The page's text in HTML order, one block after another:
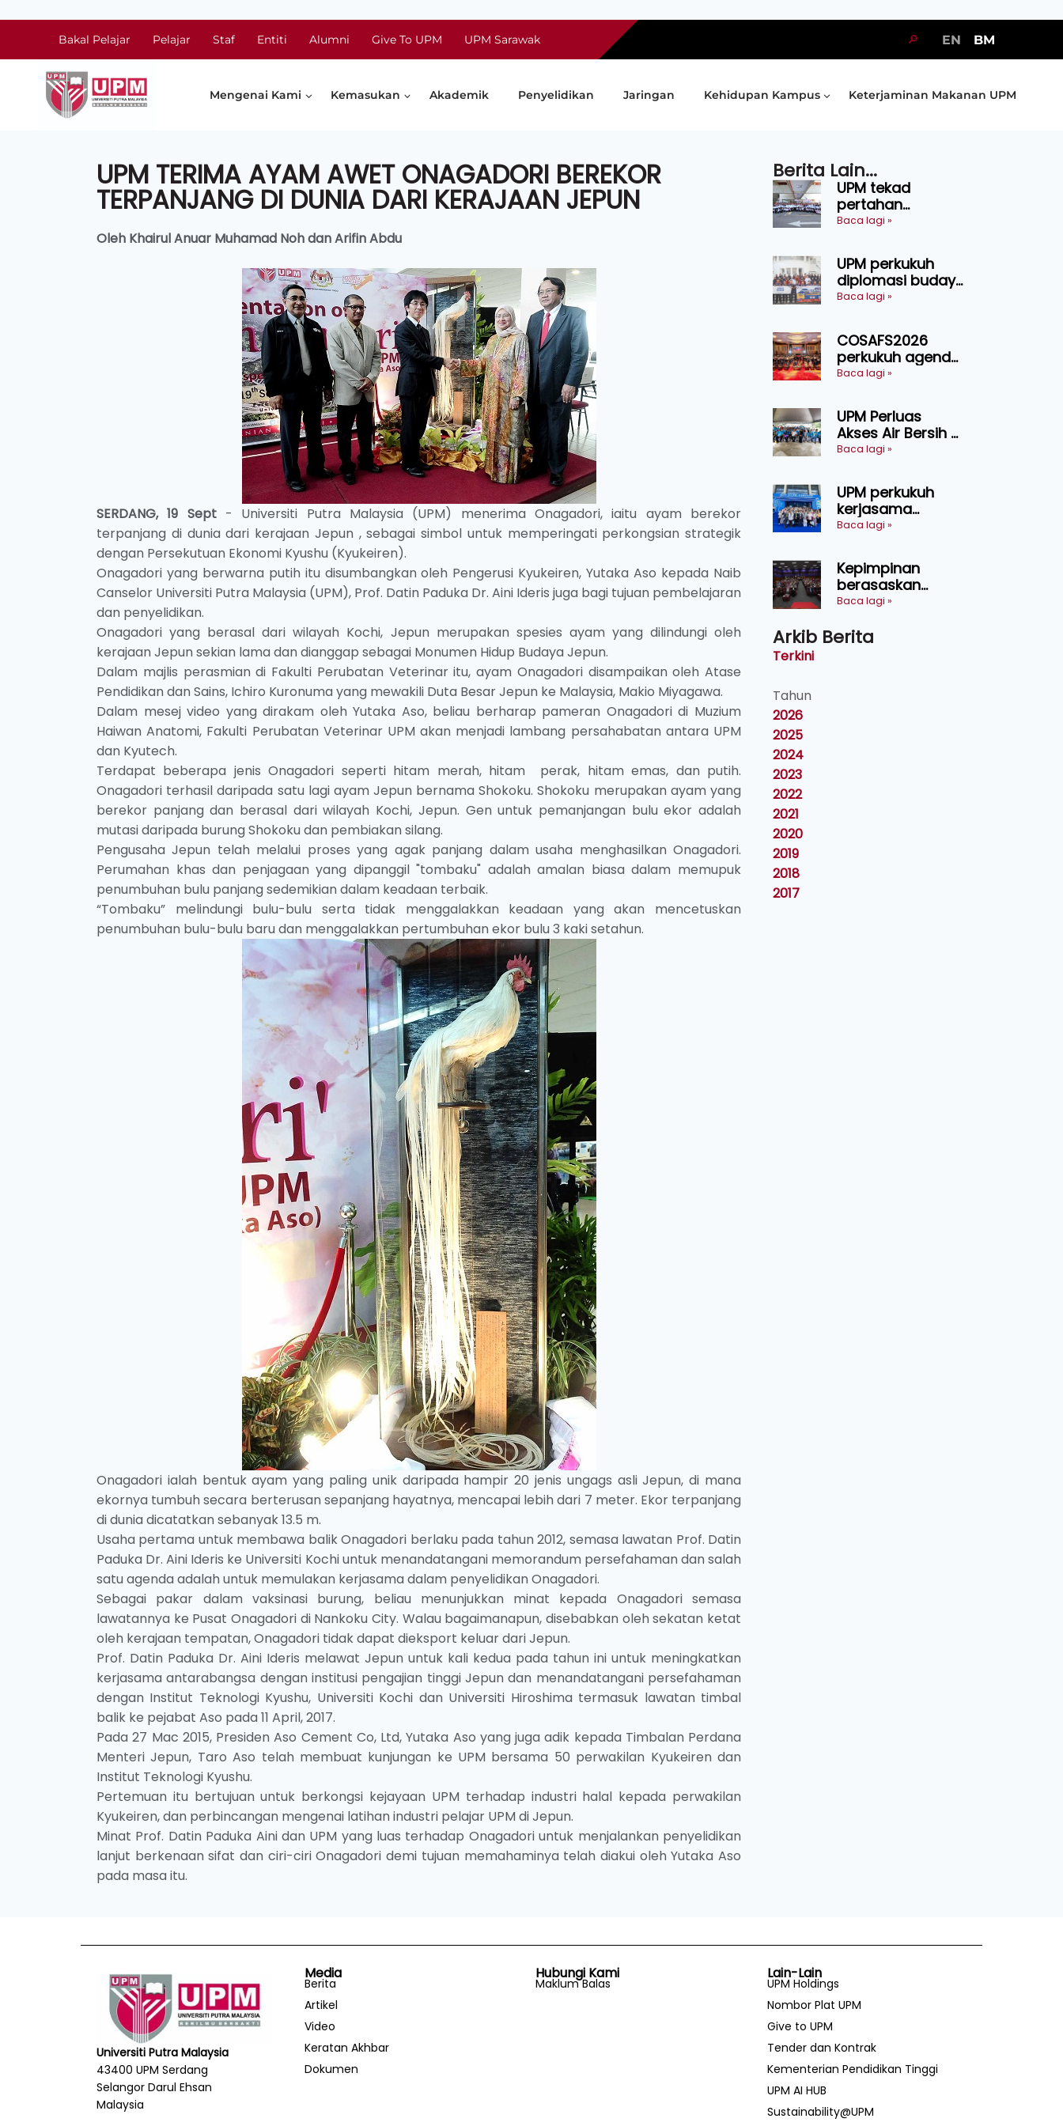
Bakal Pelajar Pelajar Staf Entiti Alumni Give To UPM UPM Sarawak 🔎 EN BM
Mengenai Kami Kemasukan Akademik Penyelidikan Jaringan Kehidupan Kampus Keterjaminan Makanan UPM
UPM TERIMA AYAM AWET ONAGADORI BEREKOR
TERPANJANG DI DUNIA DARI KERAJAAN JEPUN
Oleh Khairul Anuar Muhamad Noh dan Arifin Abdu
SERDANG, 19 Sept- Universiti Putra Malaysia (UPM) menerima Onagadori, iaitu ayam berekor
terpanjang di dunia dari kerajaan Jepun , sebagai simbol untuk memperingati perkongsian strategik
dengan Persekutuan Ekonomi Kyushu (Kyukeiren).
Onagadori yang berwarna putih itu disumbangkan oleh Pengerusi Kyukeiren, Yutaka Aso kepada Naib
Canselor Universiti Putra Malaysia (UPM), Prof. Datin Paduka Dr. Aini Ideris juga bagi tujuan pembelajaran
dan penyelidikan.
Onagadori yang berasal dari wilayah Kochi, Jepun merupakan spesies ayam yang dilindungi oleh
kerajaan Jepun sekian lama dan dianggap sebagai Monumen Hidup Budaya Jepun.
Dalam majlis perasmian di Fakulti Perubatan Veterinar itu, ayam Onagadori disampaikan oleh Atase
Pendidikan dan Sains, Ichiro Kuronuma yang mewakili Duta Besar Jepun ke Malaysia, Makio Miyagawa.
Dalam mesej video yang dirakam oleh Yutaka Aso, beliau berharap pameran Onagadori di Muzium
Haiwan Anatomi, Fakulti Perubatan Veterinar UPM akan menjadi lambang persahabatan antara UPM
dan Kyutech.
Terdapat beberapa jenis Onagadori seperti hitam merah, hitam perak, hitam emas, dan putih.
Onagadori terhasil daripada satu lagi ayam Jepun bernama Shokoku. Shokoku merupakan ayam yang
berekor panjang dan berasal dari wilayah Kochi, Jepun. Gen untuk pemanjangan bulu ekor adalah
mutasi daripada burung Shokoku dan pembiakan silang.
Pengusaha Jepun telah melalui proses yang agak panjang dalam usaha menghasilkan Onagadori.
Perumahan khas dan penjagaan yang dipanggil "tombaku" adalah amalan biasa dalam memupuk
penumbuhan bulu panjang sedemikian dalam keadaan terbaik.
“Tombaku” melindungi bulu-bulu serta tidak menggalakkan keadaan yang akan mencetuskan
penumbuhan bulu-bulu baru dan menggalakkan pertumbuhan ekor bulu 3 kaki setahun.
Onagadori ialah bentuk ayam yang paling unik daripada hampir 20 jenis ungags asli Jepun, di mana
ekornya tumbuh secara berterusan sepanjang hayatnya, mencapai lebih dari 7 meter. Ekor terpanjang
di dunia dicatatkan sebanyak 13.5 m.
Usaha pertama untuk membawa balik Onagadori berlaku pada tahun 2012, semasa lawatan Prof. Datin
Paduka Dr. Aini Ideris ke Universiti Kochi untuk menandatangani memorandum persefahaman dan salah
satu agenda adalah untuk memulakan kerjasama dalam penyelidikan Onagadori.
Sebagai pakar dalam vaksinasi burung, beliau menunjukkan minat kepada Onagadori semasa
lawatannya ke Pusat Onagadori di Nankoku City. Walau bagaimanapun, disebabkan oleh sekatan ketat
oleh kerajaan tempatan, Onagadori tidak dapat dieksport keluar dari Jepun.
Prof. Datin Paduka Dr. Aini Ideris melawat Jepun untuk kali kedua pada tahun ini untuk meningkatkan
kerjasama antarabangsa dengan institusi pengajian tinggi Jepun dan menandatangani persefahaman
dengan Institut Teknologi Kyushu, Universiti Kochi dan Universiti Hiroshima termasuk lawatan timbal
balik ke pejabat Aso pada 11 April, 2017.
Pada 27 Mac 2015, Presiden Aso Cement Co, Ltd, Yutaka Aso yang juga adik kepada Timbalan Perdana
Menteri Jepun, Taro Aso telah membuat kunjungan ke UPM bersama 50 perwakilan Kyukeiren dan
Institut Teknologi Kyushu.
Pertemuan itu bertujuan untuk berkongsi kejayaan UPM terhadap industri halal kepada perwakilan
Kyukeiren, dan perbincangan mengenai latihan industri pelajar UPM di Jepun.
Minat Prof. Datin Paduka Aini dan UPM yang luas terhadap Onagadori untuk menjalankan penyelidikan
lanjut berkenaan sifat dan ciri-ciri Onagadori demi tujuan memahaminya telah diakui oleh Yutaka Aso
pada masa itu.
Berita Lain...
UPM tekad
pertahan
kejuaraan SUKUM
pingat emas
Baca lagi »
UPM perkukuh
diplomasi budaya
Malaysia-
Narasi Nusantara
Baca lagi »
COSAFS2026
perkukuh agenda
keselamatan
AgriHub pacu
transformasi
pertanian
Sarawak
Baca lagi »
UPM Perluas
Akses Air Bersih di
31 Kediaman
Chini
Baca lagi »
UPM perkukuh
kerjasama
pendidikan pintar
lawatan rasmi ke
China
Baca lagi »
Kepimpinan
berasaskan
kepercayaan
kecemerlangan
Baca lagi »
Arkib Berita
Terkini
Tahun
2026
2025
2024
2023
2022
2021
2020
2019
2018
2017
Universiti Putra Malaysia
43400 UPM Serdang
Selangor Darul Ehsan
Malaysia
Media
Berita
Artikel
Video
Keratan Akhbar
Dokumen
Hubungi Kami
Maklum Balas
Lain-Lain
UPM Holdings
Nombor Plat UPM
Give to UPM
Tender dan Kontrak
Kementerian Pendidikan Tinggi
UPM AI HUB
Sustainability@UPM